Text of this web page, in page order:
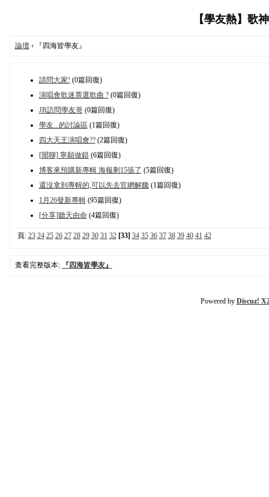
【學友熱】歌
論壇› 『四海皆學友』
請問大家! (0篇回復)
演唱會歌迷票選歌曲 ?(0篇回復)
JR訪問學友哥(0篇回復)
學友...的討論區 (1篇回復)
四大天王演唱會??(2篇回復)
[閒聊] 寧願做錯(6篇回復)
博客來預購新專輯 海報剩15張了 (5篇回復)
還沒拿到專輯的,可以先去官網解饞(1篇回復)
1月26發新專輯(95篇回復)
[分享]聽天由命(4篇回復)
頁: 23 24 25 26 27 28 29 30 31 32 [33] 34 35 36 37 38 39 40 41 42
查看完整版本: 『四海皆學友』
Powered by Discuz!